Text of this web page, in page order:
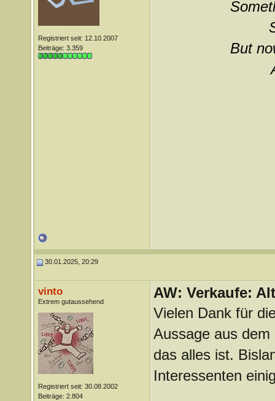
Registriert seit: 12.10.2007
Beiträge: 3.359
But
30.01.2025, 20:29
vinto
Extrem gutaussehend
Registriert seit: 30.08.2002
Beiträge: 2.804
AW: Verkaufe:
Vielen Dank für
Aussage aus
das alles ist.
Interessenten